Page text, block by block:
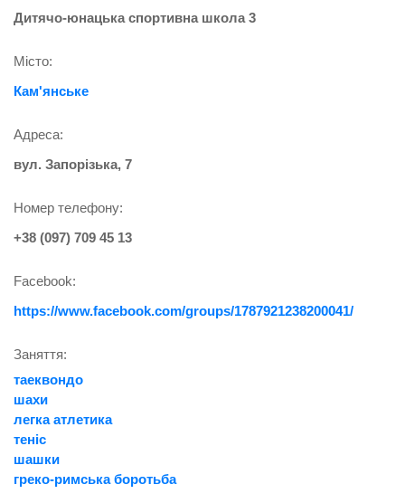
Дитячо-юнацька спортивна школа 3
Місто:
Кам'янське
Адреса:
вул. Запорізька, 7
Номер телефону:
+38 (097) 709 45 13
Facebook:
https://www.facebook.com/groups/1787921238200041/
Заняття:
таеквондо
шахи
легка атлетика
теніс
шашки
греко-римська боротьба